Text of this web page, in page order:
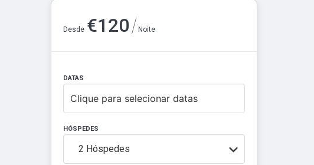
Desde €120/ Noite
DATAS
Clique para selecionar datas
HÓSPEDES
2 Hóspedes